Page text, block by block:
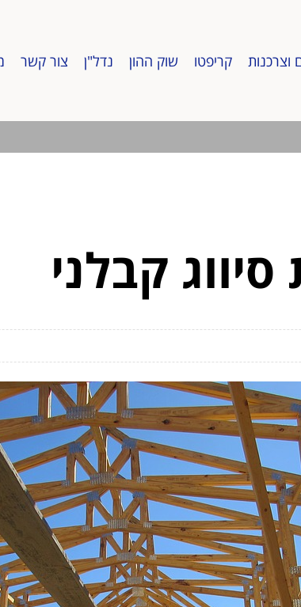
וצרכנות קריפטו שוק ההון נדל"ן צור קשר
קבלני